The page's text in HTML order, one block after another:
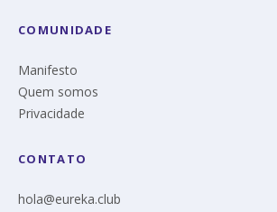
COMUNIDADE
Manifesto
Quem somos
Privacidade
CONTATO
hola@eureka.club